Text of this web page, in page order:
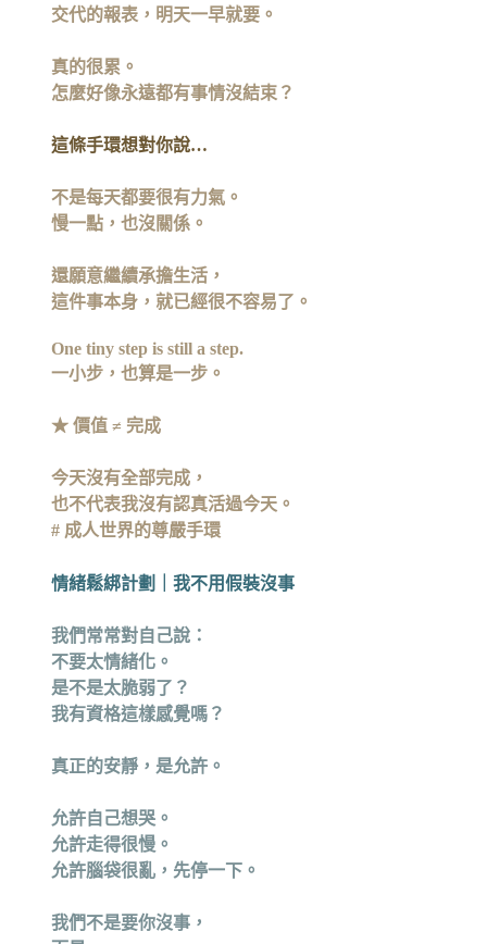
交代的報表，明天一早就要。
真的很累。
怎麼好像永遠都有事情沒結束？
這條手環想對你說…
不是每天都要很有力氣。
慢一點，也沒關係。
還願意繼續承擔生活，
這件事本身，就已經很不容易了。
One tiny step is still a step.
一小步，也算是一步。
★ 價值 ≠ 完成
今天沒有全部完成，
也不代表我沒有認真活過今天。
# 成人世界的尊嚴手環
情緒鬆綁計劃｜我不用假裝沒事
我們常常對自己說：
不要太情緒化。
是不是太脆弱了？
我有資格這樣感覺嗎？
真正的安靜， 是允許。
允許自己想哭。
允許走得很慢。
允許腦袋很亂，先停一下。
我們不是要你沒事，